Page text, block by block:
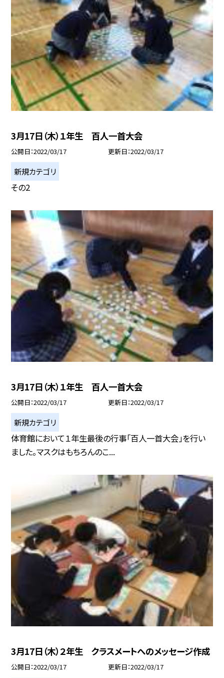
3月17日（木）１年生 百人一首大会
公開日 2022/03/17 更新日 2022/03/17
新規カテゴリ
その2
3月17日（木）１年生 百人一首大会
公開日 2022/03/17 更新日 2022/03/17
新規カテゴリ
体育館において１年生最後の行事「百人一首大会」を行い
ました。マスクはもちろんのこ...
3月17日（木）２年生 クラスメートへのメッセージ作成
公開日 2022/03/17 更新日 2022/03/17